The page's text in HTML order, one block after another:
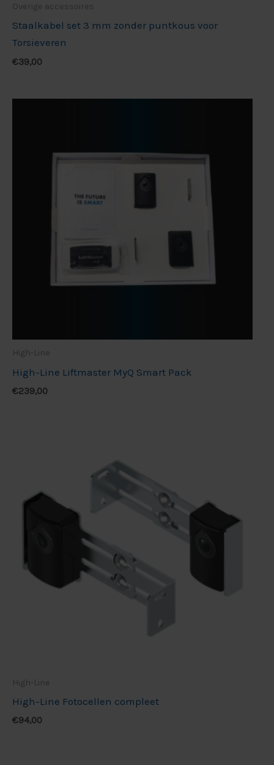
Overige accessoires
Staalkabel set 3 mm zonder puntkous voor
Torsieveren
€39,00
High-Line
High-Line Liftmaster MyQ Smart Pack
€239,00
High-Line
High-Line Fotocellen compleet
€94,00